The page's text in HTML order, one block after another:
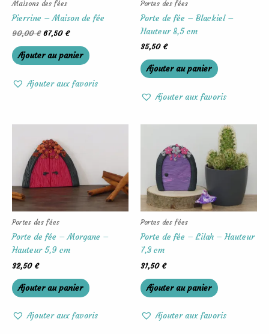
Maisons des fées
Pierrine – Maison de fée
90,00€ 67,50 €
Ajouter au panier
Ajouter aux favoris
Portes des fées
Porte de fée – Blackiel –
Hauteur 8,5 cm
35,50 €
Ajouter au panier
Ajouter aux favoris
Portes des fées
Porte de fée – Morgane –
Hauteur 5,9 cm
32,50 €
Ajouter au panier
Ajouter aux favoris
Portes des fées
Porte de fée – Lilah – Hauteur
7,3 cm
31,50 €
Ajouter au panier
Ajouter aux favoris